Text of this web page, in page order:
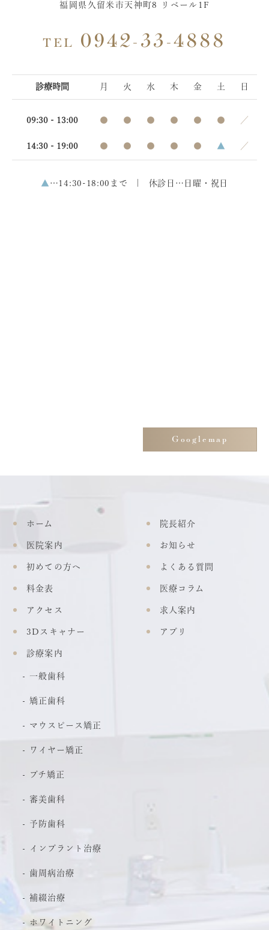
福岡県久留米市天神町8 リベール1F
TEL 0942-33-4888
診療時間 月 火 水 木 金 土 日
09:30 - 13:00 ● ● ● ● ● ● ／
14:30 - 19:00 ● ● ● ● ● ▲ ／
▲ …14:30-18:00まで | 休診日…日曜・祝日
Googlemap
ホーム 院長紹介
医院案内 お知らせ
初めての方へ よくある質問
料金表 医療コラム
アクセス 求人案内
3Dスキャナー アプリ
診療案内
一般歯科
矯正歯科
マウスピース矯正
ワイヤー矯正
プチ矯正
審美歯科
予防歯科
インプラント治療
歯周病治療
補綴治療
ホワイトニング